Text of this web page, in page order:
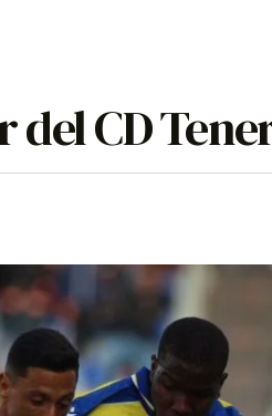
del CD